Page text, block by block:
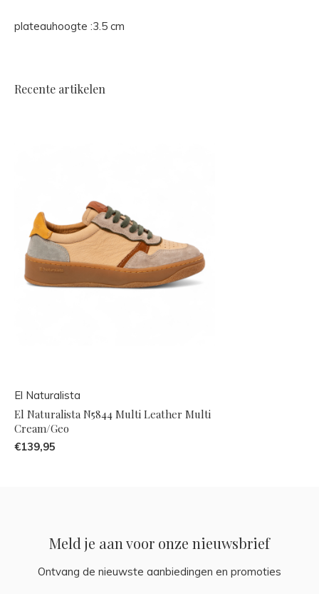
plateauhoogte :3.5 cm
Recente artikelen
El Naturalista
El Naturalista N5844 Multi Leather Multi
Cream/Geo
€139,95
Meld je aan voor onze nieuwsbrief
Ontvang de nieuwste aanbiedingen en promoties